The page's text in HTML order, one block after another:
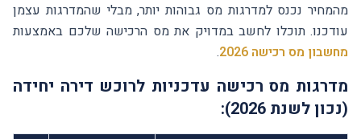
מהמחיר נכנס למדרגות מס גבוהות יותר, מבלי שהמדרגות עצמן
עודכנו. תוכלו לחשב במדויק את מס הרכישה שלכם באמצעות
מחשבון מס רכישה 2026
.
מדרגות מס רכישה עדכניות לרוכש דירה יחידה
(נכון לשנת 2026):